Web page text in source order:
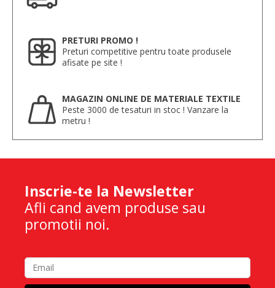
PRETURI PROMO !
Preturi competitive pentru toate produsele
afisate pe site !
MAGAZIN ONLINE DE MATERIALE TEXTILE
Peste 3000 de tesaturi in stoc ! Vanzare la
metru !
Inscrie-te la Newsletter
Afli cand avem produse sau
promotii noi.